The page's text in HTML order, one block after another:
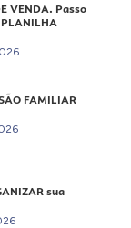
VENDA. Passo
FAMILIAR
sua